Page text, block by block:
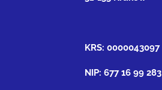
KRS: 0000043097
NIP: 677 16 99 283